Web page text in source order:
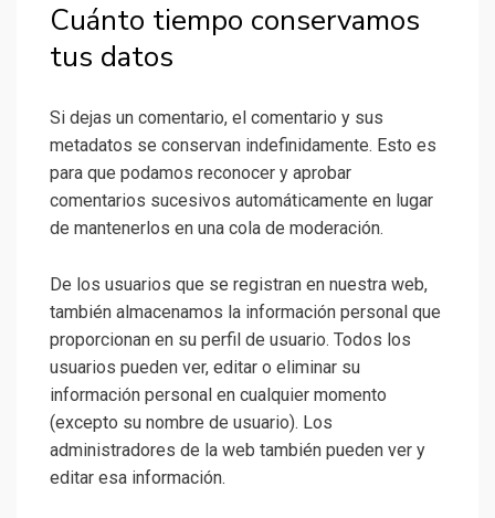
Cuánto tiempo conservamos
tus datos
Si dejas un comentario, el comentario y sus
metadatos se conservan indefinidamente. Esto es
para que podamos reconocer y aprobar
comentarios sucesivos automáticamente en lugar
de mantenerlos en una cola de moderación.
De los usuarios que se registran en nuestra web,
también almacenamos la información personal que
proporcionan en su perfil de usuario. Todos los
usuarios pueden ver, editar o eliminar su
información personal en cualquier momento
(excepto su nombre de usuario). Los
administradores de la web también pueden ver y
editar esa información.